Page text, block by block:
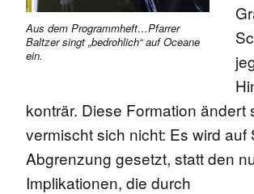
Aus dem Programmheft…Pfarrer
Baltzer singt „bedrohlich“ auf Oceane
ein.
konträr. Diese Formation ändert
vermischt sich nicht: Es wird auf
Abgrenzung gesetzt, statt den
Implikationen, die durch